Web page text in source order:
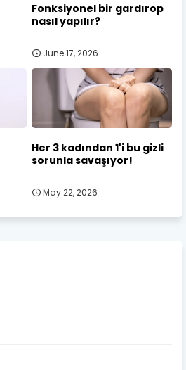
Fonksiyonel bir gardırop
nasıl yapılır?
June 17, 2026
Her 3 kadından 1'i bu gizli
sorunla savaşıyor!
May 22, 2026